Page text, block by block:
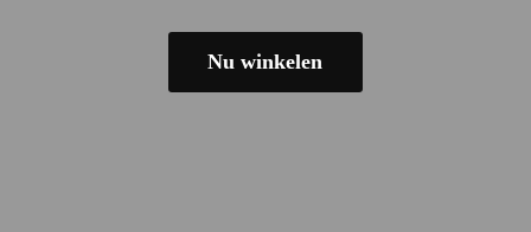
Nu winkelen